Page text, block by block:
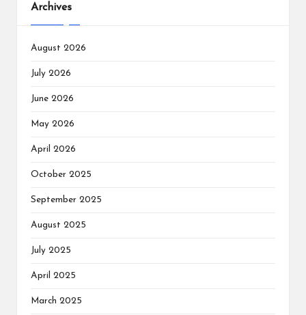
Archives
August 2026
July 2026
June 2026
May 2026
April 2026
October 2025
September 2025
August 2025
July 2025
April 2025
March 2025